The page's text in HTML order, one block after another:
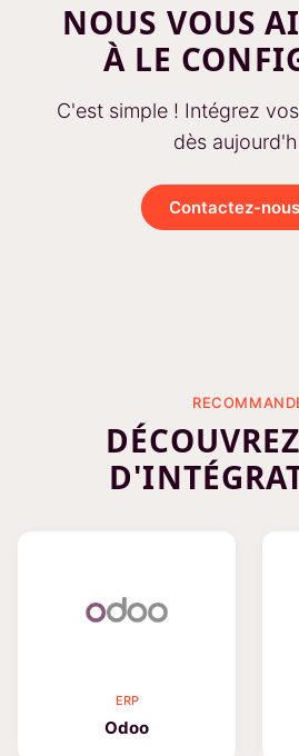
NOUS VOUS
À LE
C'est simple ! Intégrez
dès
Contactez-
ERP
Odoo